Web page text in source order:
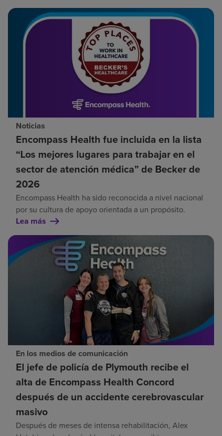
Noticias
Encompass Health fue incluida en la lista
“Los mejores lugares para trabajar en el
sector de atención médica” de Becker de
2026
Encompass Health ha sido reconocida a nivel nacional
por su cultura de apoyo orientada a un propósito.
Lea más
En los medios de comunicación
El jefe de policía de Plymouth recibe el
alta de Encompass Health Concord
después de un accidente cerebrovascular
masivo
Después de meses de intensa rehabilitación, Alex